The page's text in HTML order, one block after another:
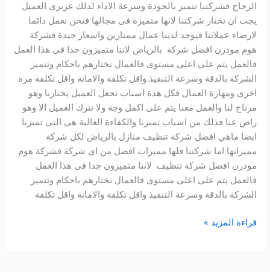
الزجاج فشركتنا تتميز بالجودة وسرعة الاداء لذلك عزيزى العميل
يجب ان تختار شركتنا لانها متميزة فى مجالها فنحن نعمل دائما
لارضاء عملائنا فيوجد لدينا عمال ممتازين واسعار جيدة فشركة
هوم مودرن افضل شركة بالرياض لاننا متميزون جدا فى هذا العمل
فالعمل يتم على اعلى مستوى فالعمال نختارهم باحكام وتتميز
الشركة بالدقة وسرعة التنفيذ واقل تكلفة والامانة واقل تكلفة مرة
اخرى ومهارة العمال فكل هذة اسباب تجعل العميل يختارنا وهو
مرتاح لنا والعمل معنا يتم على اكمل وجة ولا نترك العميل الا وهو
راض عنا فذلك من اسباب تميزنا والكفاءة العالية هى التى تميزنا
ايضا ماهي افضل شركة تنظيف منازل بالرياض لكل شركة
مميزاتها اما شركتنا فلها مميزات افضل من اى شركة فشركة هوم
مودرن افضل شركة تنظيف لاننا متميزون جدا فى هذا العمل
فالعمل يتم على اعلى مستوى فالعمال نختارهم باحكام وتتميز
الشركة بالدقة وسرعة التنفيذ واقل تكلفة والامانة واقل تكلفة
قراءة المزيد »